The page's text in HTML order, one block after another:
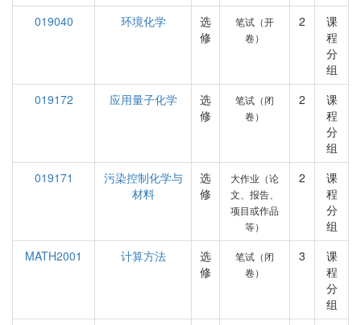
019040
环境化学
选
修
笔试（开
卷）
2
课
程
分
组
019172
应用量子化学
选
修
笔试（闭
卷）
2
课
程
分
组
019171
污染控制化学与
材料
选
修
大作业（论
文、报告、
项目或作品
等）
2
课
程
分
组
MATH2001
计算方法
选
修
笔试（闭
卷）
3
课
程
分
组